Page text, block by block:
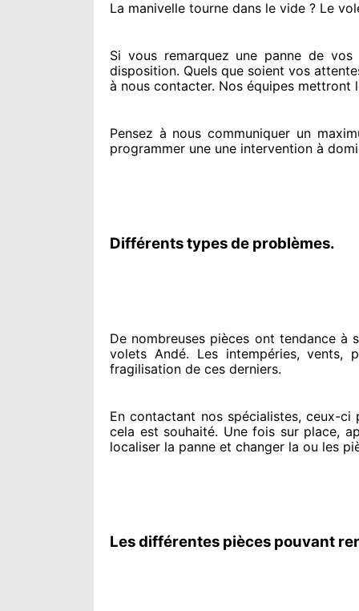
La manivelle tourne dans le vide ? Le
Si vous remarquez une panne de vos
disposition. Quels que soient vos
à nous contacter. Nos équipes mettront
Pensez à nous communiquer un
programmer une une intervention à
Différents types de problèmes.
De nombreuses pièces ont tendance à
volets Andé. Les intempéries, vents,
fragilisation de ces derniers.
En contactant nos spécialistes, ceux-ci
cela est souhaité. Une fois sur place,
localiser la panne et changer la ou les
Les différentes pièces pouvant